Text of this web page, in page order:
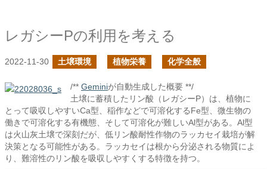
レガシーPの利用を考える
2022-11-30 土壌環境 植物栄養 化学全般
/** Geminiが自動生成した概要 **/
土壌に蓄積したリン酸（レガシーP）は、植物に
とって吸収しやすいCa型、稲作などで可溶化するFe型、微生物の
働きで可溶化する有機態、そして可溶化が難しいAl型がある。Al型
は火山灰土壌で深刻だが、低リン酸耐性作物のラッカセイ栽培が解
決策となる可能性がある。ラッカセイは根から分泌される物質によ
り、難溶性のリン酸を吸収しやすくする特徴を持つ。